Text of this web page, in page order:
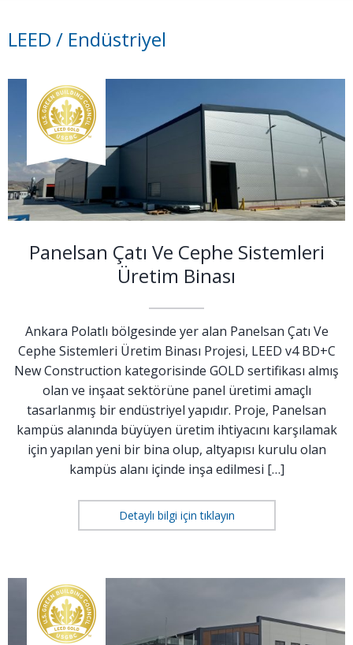
LEED / Endüstriyel
Panelsan Çatı Ve Cephe Sistemleri
Üretim Binası
Ankara Polatlı bölgesinde yer alan Panelsan Çatı Ve
Cephe Sistemleri Üretim Binası Projesi, LEED v4 BD+C
New Construction kategorisinde GOLD sertifikası almış
olan ve inşaat sektörüne panel üretimi amaçlı
tasarlanmış bir endüstriyel yapıdır. Proje, Panelsan
kampüs alanında büyüyen üretim ihtiyacını karşılamak
için yapılan yeni bir bina olup, altyapısı kurulu olan
kampüs alanı içinde inşa edilmesi […]
Detaylı bilgi için tıklayın